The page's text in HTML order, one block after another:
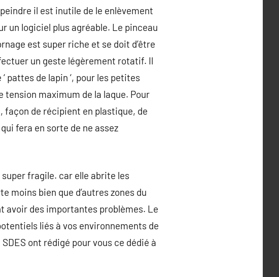
il est inutile de le enlèvement
un logiciel plus agréable. Le pinceau
est super riche et se doit d’être
un geste légèrement rotatif. Il
pattes de lapin ‘, pour les petites
maximum de la laque. Pour
façon de récipient en plastique, de
fera en sorte de ne assez
fragile. car elle abrite les
moins bien que d’autres zones du
avoir des importantes problèmes. Le
liés à vos environnements de
ont rédigé pour vous ce dédié à